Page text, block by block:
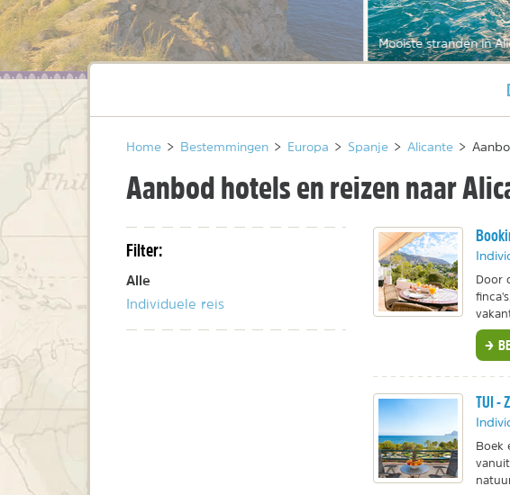
Mooiste stranden in
Home > Bestemmingen > Europa > Spanje > Alicante >
Aanbod hotels en reizen naar
Filter:
Alle
Individuele reis
Door
TUI -
Boek